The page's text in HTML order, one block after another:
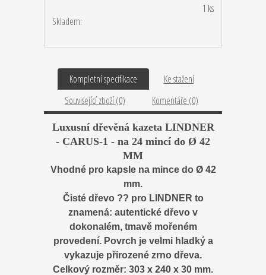
Skladem:
1 ks
Kompletní specifikace
Ke stažení
Související zboží (0)
Komentáře (0)
Luxusní dřevěná kazeta LINDNER
- CARUS-1 - na 24 mincí do Ø 42
MM
Vhodné pro kapsle na mince do Ø 42
mm.
Čisté dřevo ?? pro LINDNER to
znamená: autentické dřevo v
dokonalém, tmavě mořeném
provedení. Povrch je velmi hladký a
vykazuje přirozené zrno dřeva.
Celkový rozměr: 303 x 240 x 30 mm.